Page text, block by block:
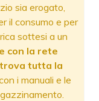
sia erogato,
il consumo e per
sottesi a un
con la rete
tutta la
con i manuali e le